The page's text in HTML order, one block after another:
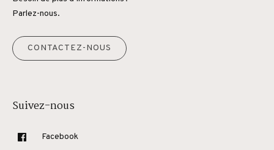
Parlez-nous.
CONTACTEZ-NOUS
Suivez-nous
Facebook